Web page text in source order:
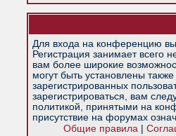
Для входа на конференцию
Регистрация занимает всего
вам более широкие
могут быть установлены
зарегистрированных
зарегистрироваться, вам
политикой, принятыми на
присутствие на форумах
Общие правила|